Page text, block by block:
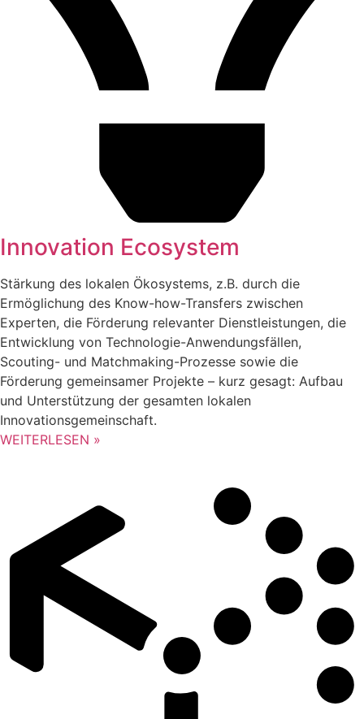
Innovation Ecosystem
Stärkung des lokalen Ökosystems, z.B. durch die
Ermöglichung des Know-how-Transfers zwischen
Experten, die Förderung relevanter Dienstleistungen, die
Entwicklung von Technologie-Anwendungsfällen,
Scouting- und Matchmaking-Prozesse sowie die
Förderung gemeinsamer Projekte – kurz gesagt: Aufbau
und Unterstützung der gesamten lokalen
Innovationsgemeinschaft.
WEITERLESEN »